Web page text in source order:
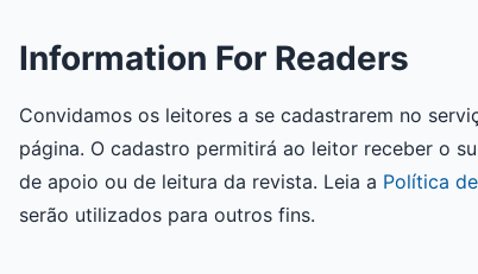
Information For Readers
Convidamos os leitores a se cadastrarem no
página. O cadastro permitirá ao leitor receber o
de apoio ou de leitura da revista. Leia a Política
serão utilizados para outros fins.